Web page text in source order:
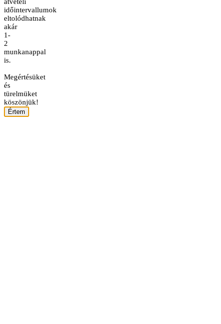
időintervallumok
eltolódhatnak
akár
1-
2
munkanappal
is.
Megértésüket
és
türelmüket
köszönjük!
Értem